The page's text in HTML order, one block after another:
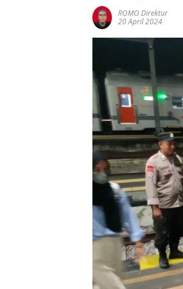
ROMO Direktur
20 April 2024